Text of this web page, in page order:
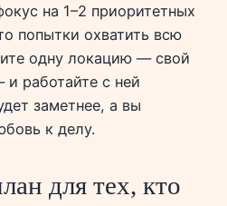
на 1–2 приоритетных
попытки охватить всю
одну локацию — свой
работайте с ней
заметнее, а вы
к делу.
для тех, кто